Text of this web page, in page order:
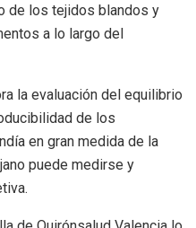
de los tejidos blandos y
a lo largo del
la evaluación del equilibrio
de los
en gran medida de la
puede medirse y